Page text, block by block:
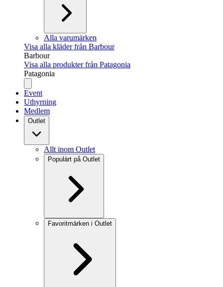
Alla varumärken
Visa alla kläder från Barbour
Barbour
Visa alla produkter från Patagonia
Patagonia
Event
Uthyrning
Medlem
Outlet
Allt inom Outlet
Populärt på Outlet
Favoritmärken i Outlet